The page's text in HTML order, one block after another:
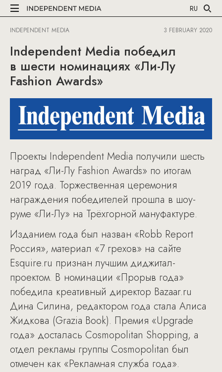
RU
INDEPENDENT MEDIA 3 FEBRUARY 2020
Independent Media победил
в шести номинациях «Ли-Лу
Fashion Awards»
Проекты Independent Media получили шесть
наград «Ли-Лу Fashion Awards» по итогам
2019 года. Торжественная церемония
награждения победителей прошла в шоу-
руме «Ли-Лу» на Трёхгорной мануфактуре.
Изданием года был назван «Robb Report
Россия», материал «7 грехов» на сайте
Esquire.ru признан лучшим диджитал-
проектом. В номинации «Прорыв года»
победила креативный директор Bazaar.ru
Дина Силина, редактором года стала Алиса
Жидкова (Grazia Book). Премия «Upgrade
года» досталась Cosmopolitan Shopping, а
отдел рекламы группы Cosmopolitan был
отмечен как «Рекламная служба года».